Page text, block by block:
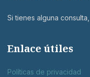
Si tienes alguna consulta,
Enlace útiles
Políticas de privacidad